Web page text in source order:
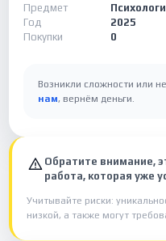
Предмет
Год
2025
Покупки
0
Возникли сложности или
нам, вернём деньги.
Обратите внимание,
работа, которая уже
Учитывайте риски:
низкой, а также могут